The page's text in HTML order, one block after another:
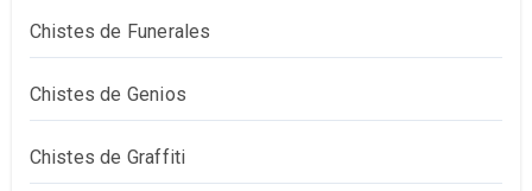
Chistes de Funerales
Chistes de Genios
Chistes de Graffiti